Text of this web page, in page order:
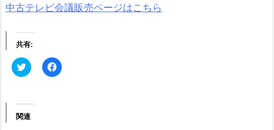
中古テレビ会議販売ページはこちら
共有:
ク
リ
て
T
w
F
a
関連